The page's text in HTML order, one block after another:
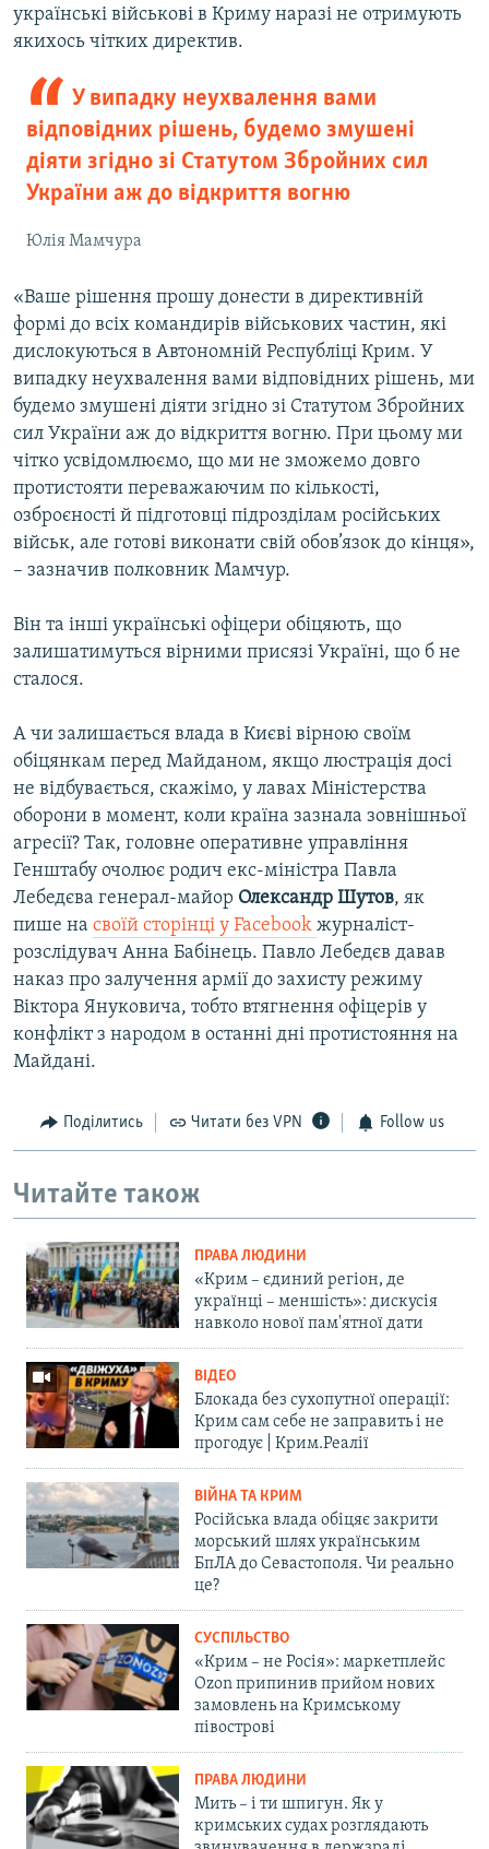
українські військові в Криму наразі не отримують
якихось чітких директив.
У випадку неухвалення вами
відповідних рішень, будемо змушені
діяти згідно зі Статутом Збройних сил
України аж до відкриття вогню
Юлія Мамчура
«Ваше рішення прошу донести в директивній
формі до всіх командирів військових частин, які
дислокуються в Автономній Республіці Крим. У
випадку неухвалення вами відповідних рішень, ми
будемо змушені діяти згідно зі Статутом Збройних
сил України аж до відкриття вогню. При цьому ми
чітко усвідомлюємо, що ми не зможемо довго
протистояти переважаючим по кількості,
озброєності й підготовці підрозділам російських
військ, але готові виконати свій обов’язок до кінця»,
– зазначив полковник Мамчур.
Він та інші українські офіцери обіцяють, що
залишатимуться вірними присязі Україні, що б не
сталося.
А чи залишається влада в Києві вірною своїм
обіцянкам перед Майданом, якщо люстрація досі
не відбувається, скажімо, у лавах Міністерства
оборони в момент, коли країна зазнала зовнішньої
агресії? Так, головне оперативне управління
Генштабу очолює родич екс-міністра Павла
Лебедєва генерал-майор Олександр Шутов, як
пише на своїй сторінці у Facebook журналіст-
розслідувач Анна Бабінець. Павло Лебедєв давав
наказ про залучення армії до захисту режиму
Віктора Януковича, тобто втягнення офіцерів у
конфлікт з народом в останні дні протистояння на
Майдані.
Поділитись Читати без VPN Follow us
Читайте також
ПРАВА ЛЮДИНИ
«Крим – єдиний регіон, де
українці – меншість»: дискусія
навколо нової пам'ятної дати
ВІДЕО
Блокада без сухопутної операції:
Крим сам себе не заправить і не
прогодує | Крим.Реалії
ВІЙНА ТА КРИМ
Російська влада обіцяє закрити
морський шлях українським
БпЛА до Севастополя. Чи реально
це?
СУСПІЛЬСТВО
«Крим – не Росія»: маркетплейс
Ozon припинив прийом нових
замовлень на Кримському
півострові
ПРАВА ЛЮДИНИ
Мить – і ти шпигун. Як у
кримських судах розглядають